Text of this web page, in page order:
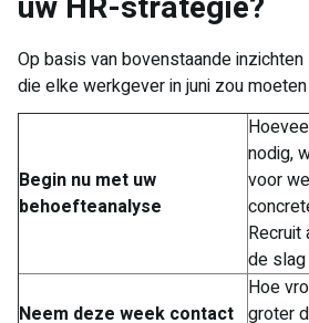
Op basis van bovenstaande
die elke werkgever in juni zou
Begin nu met uw
behoefteanalyse
nodig,
voor
Recruit
de slag
Neem deze week contact
Hoe
groter